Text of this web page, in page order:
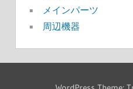
メインパーツ
周辺機器